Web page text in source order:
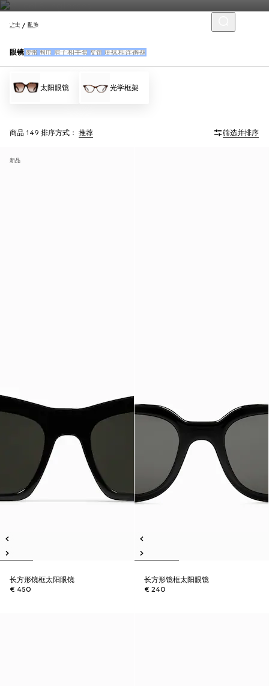
女士 配饰
眼镜 腰带 围巾 帽子和手套 发饰 短袜和连裤袜
太阳眼镜 光学框架
商品 149 排序方式： 推荐 筛选并排序
新品
长方形镜框太阳眼镜
€ 450
长方形镜框太阳眼镜
€ 240